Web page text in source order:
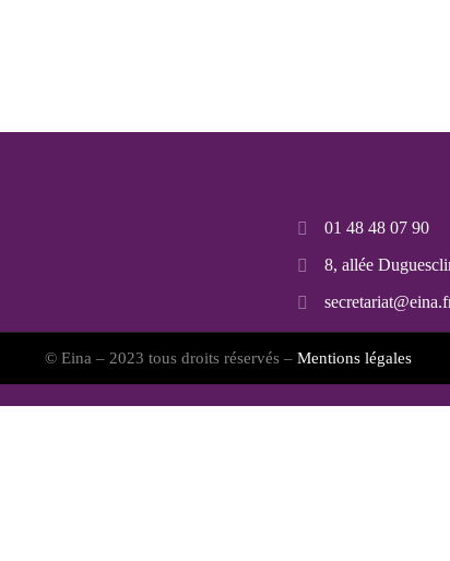
01 48 48 07 90
8, allée
© Eina – 2023 tous droits réservés – Mentions légales